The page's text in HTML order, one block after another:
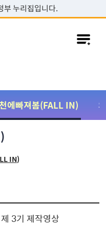
기
부 누리집입니다.
에빠져봄(FALL IN)
IN)
3기 제작영상